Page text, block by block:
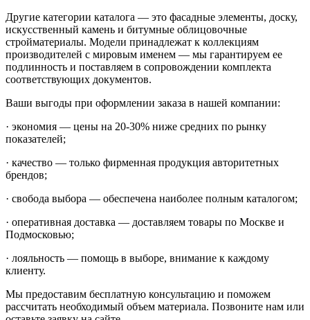
Другие категории каталога — это фасадные элементы, доску,
искусственный камень и битумные облицовочные
стройматериалы. Модели принадлежат к коллекциям
производителей с мировым именем — мы гарантируем ее
подлинность и поставляем в сопровождении комплекта
соответствующих документов.
Ваши выгоды при оформлении заказа в нашей компании:
· экономия — цены на 20-30% ниже средних по рынку
показателей;
· качество — только фирменная продукция авторитетных
брендов;
· свобода выбора — обеспечена наиболее полным каталогом;
· оперативная доставка — доставляем товары по Москве и
Подмосковью;
· лояльность — помощь в выборе, внимание к каждому
клиенту.
Мы предоставим бесплатную консультацию и поможем
рассчитать необходимый объем материала. Позвоните нам или